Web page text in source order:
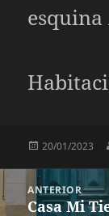
esquina
Publicado
20/01/2023
ANTERIOR
Entrada
Casa Mi